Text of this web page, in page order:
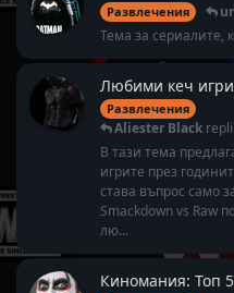
Развлечения
Тема за сериалите,
Любими кеч игри
Развлечения
Aliester Black
В тази тема
игрите през
става въпрос само
Smackdown vs Raw
лю...
Киномания: Топ